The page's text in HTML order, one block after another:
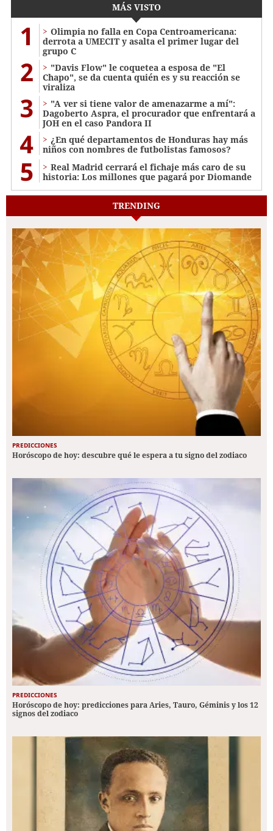
MÁS VISTO
1
Olimpia no falla en Copa Centroamericana:
derrota a UMECIT y asalta el primer lugar del
grupo C
2
"Davis Flow" le coquetea a esposa de "El
Chapo", se da cuenta quién es y su reacción se
viraliza
3
"A ver si tiene valor de amenazarme a mí":
Dagoberto Aspra, el procurador que enfrentará a
JOH en el caso Pandora II
4
¿En qué departamentos de Honduras hay más
niños con nombres de futbolistas famosos?
5
Real Madrid cerrará el fichaje más caro de su
historia: Los millones que pagará por Diomande
TRENDING
PREDICCIONES
Horóscopo de hoy: descubre qué le espera a tu signo del zodiaco
PREDICCIONES
Horóscopo de hoy: predicciones para Aries, Tauro, Géminis y los 12
signos del zodiaco